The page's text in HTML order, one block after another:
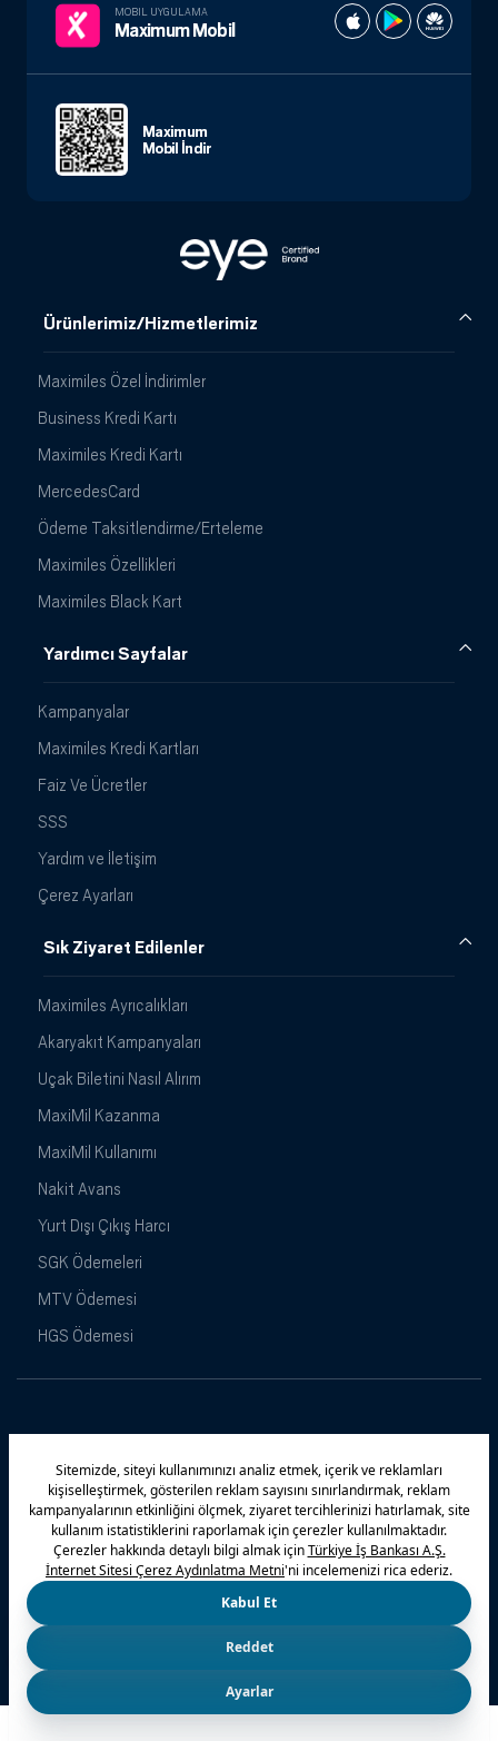
Ürünlerimiz/Hizmetlerimiz
Maximiles Özel İndirimler
Business Kredi Kartı
Maximiles Kredi Kartı
MercedesCard
Ödeme Taksitlendirme/Erteleme
Maximiles Özellikleri
Maximiles Black Kart
Yardımcı Sayfalar
Kampanyalar
Maximiles Kredi Kartları
Faiz Ve Ücretler
SSS
Yardım ve İletişim
Çerez Ayarları
Sık Ziyaret Edilenler
Maximiles Ayrıcalıkları
Akaryakıt Kampanyaları
Uçak Biletini Nasıl Alırım
MaxiMil Kazanma
MaxiMil Kullanımı
Nakit Avans
Yurt Dışı Çıkış Harcı
SGK Ödemeleri
MTV Ödemesi
HGS Ödemesi
MOBIL UYGULAMA
Maximum Mobil
Maximum
Mobil İndir
© 2026 Türkiye İş Bankası A.Ş.
Maximiles Kampanyalar Yasal Uyarı Güvenlik
Gizlilik Politikamız Bilgi Toplumu Hizmetleri
Çerez Politikası Kişisel Verilerin Korunması